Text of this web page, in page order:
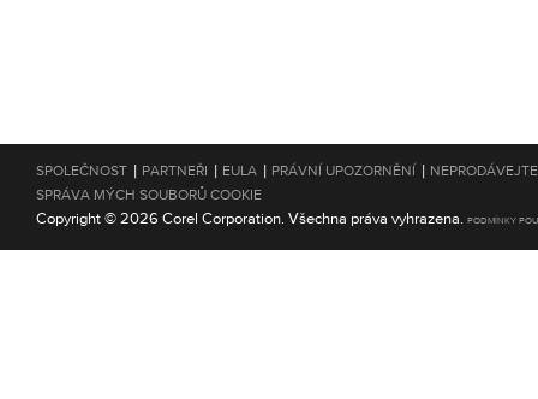
SPOLEČNOST | PARTNEŘI | EULA | PRÁVNÍ UPOZORNĚNÍ |
SPRÁVA MÝCH SOUBORŮ COOKIE
Copyright © 2026 Corel Corporation. Všechna práva vyhrazena. PODMÍNKY